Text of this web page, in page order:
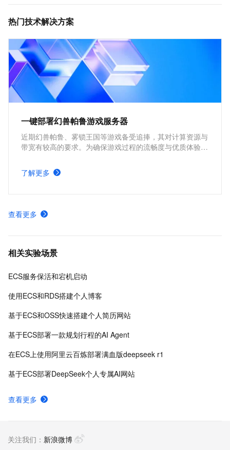
热门技术解决方案
一键部署幻兽帕鲁游戏服务器
近期幻兽帕鲁、雾锁王国等游戏备受追捧，其对计算资源与
带宽有较高的要求。为确保游戏过程的流畅度与优质体验，
大的玩家群体提供专属联机服务器，一键购买部署，轻松开
启游戏。
了解更多
查看更多
相关实验场景
ECS服务保活和宕机启动
使用ECS和RDS搭建个人博客
基于ECS和OSS快速搭建个人简历网站
基于ECS部署一款规划行程的AI Agent
在ECS上使用阿里云百炼部署满血版deepseek r1
基于ECS部署DeepSeek个人专属AI网站
查看更多
关注我们： 新浪微博